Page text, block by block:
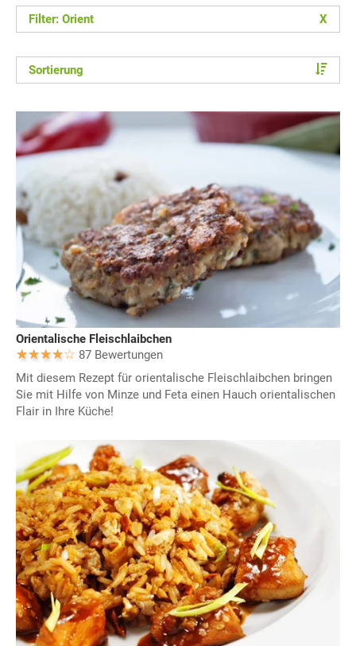
Filter: Orient X
Sortierung
Orientalische Fleischlaibchen
87 Bewertungen
Mit diesem Rezept für orientalische Fleischlaibchen bringen
Sie mit Hilfe von Minze und Feta einen Hauch orientalischen
Flair in Ihre Küche!